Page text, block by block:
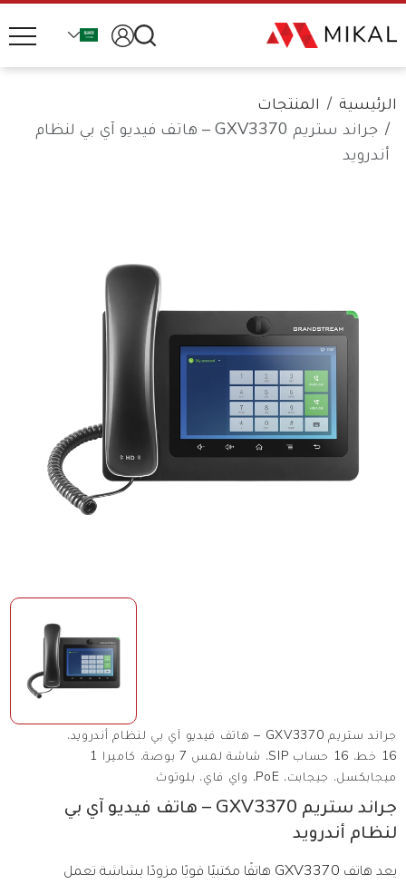
الرئيسية
المنتجات
جراند ستريم GXV3370 – هاتف فيديو آي بي لنظام
أندرويد
جراند ستريم GXV3370 – هاتف فيديو آي بي لنظام أندرويد،
16 خط، 16 حساب SIP، شاشة لمس 7 بوصة، كاميرا 1
ميجابكسل، جيجابت، PoE، واي فاي، بلوتوث
جراند ستريم GXV3370 – هاتف فيديو آي بي
لنظام أندرويد
يعد هاتف GXV3370 هاتفًا مكتبيًا قويًا مزودًا بشاشة تعمل